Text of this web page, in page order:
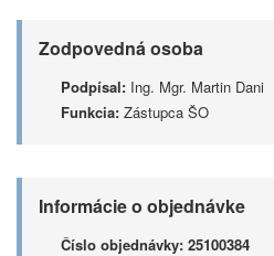
Zodpovedná osoba
Podpísal: Ing. Mgr. Martin Dani
Funkcia: Zástupca ŠO
Informácie o objednávke
Číslo objednávky: 25100384